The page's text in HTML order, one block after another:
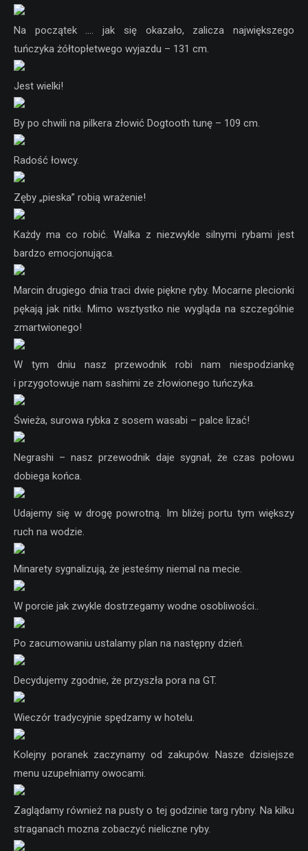
Na początek …. jak się okazało, zalicza największego
tuńczyka żółtopłetwego wyjazdu – 131 cm.
Jest wielki!
By po chwili na pilkera złowić Dogtooth tunę – 109 cm.
Radość łowcy.
Zęby „pieska” robią wrażenie!
Każdy ma co robić. Walka z niezwykle silnymi rybami jest
bardzo emocjonująca.
Marcin drugiego dnia traci dwie piękne ryby. Mocarne plecionki
pękają jak nitki. Mimo wsztystko nie wygląda na szczególnie
zmartwionego!
W tym dniu nasz przewodnik robi nam niespodziankę
i przygotowuje nam sashimi ze złowionego tuńczyka.
Świeża, surowa rybka z sosem wasabi – palce lizać!
Negrashi – nasz przewodnik daje sygnał, że czas połowu
dobiega końca.
Udajemy się w drogę powrotną. Im bliżej portu tym większy
ruch na wodzie.
Minarety sygnalizują, że jesteśmy niemal na mecie.
W porcie jak zwykle dostrzegamy wodne osobliwości..
Po zacumowaniu ustalamy plan na następny dzień.
Decydujemy zgodnie, że przyszła pora na GT.
Wieczór tradycyjnie spędzamy w hotelu.
Kolejny poranek zaczynamy od zakupów. Nasze dzisiejsze
menu uzupełniamy owocami.
Zaglądamy również na pusty o tej godzinie targ rybny. Na kilku
straganach mozna zobaczyć nieliczne ryby.